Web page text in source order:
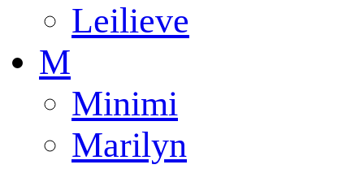
Leilieve
M
Minimi
Marilyn